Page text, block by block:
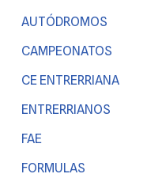
AUTÓDROMOS
CAMPEONATOS
CE ENTRERRIANA
ENTRERRIANOS
FAE
FORMULAS